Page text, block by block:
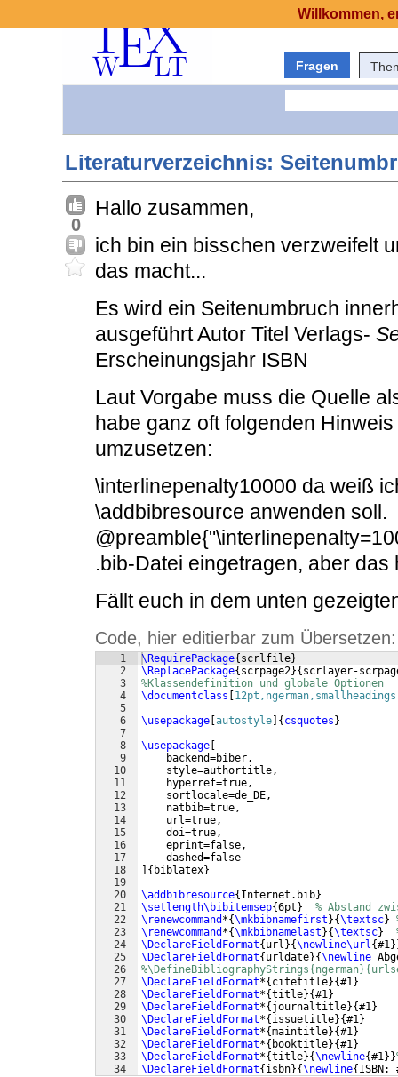
Fragen
Literaturverzeichnis:
0
Hallo zusammen,
ich bin ein bisschen verzweifelt
das macht...
Es wird ein Seitenumbruch
ausgeführt Autor Titel Verlags-
Erscheinungsjahr ISBN
Laut Vorgabe muss die Quelle
habe ganz oft folgenden
umzusetzen:
\interlinepenalty10000 da weiß
\addbibresource anwenden soll.
.bib-Datei eingetragen, aber das
Fällt euch in dem unten
Code, hier editierbar zum Übersetzen:
1
2
3
4
5
6
7
8
9
10
11
12
13
14
15
16
17
18
19
20
21
22
23
24
25
26
27
28
29
30
31
32
33
34
\RequirePackage{ scrlfile}
\ReplacePackage{ scrpage2}{ scrlayer-
%Klassendefinition und globale Optionen
\documentclass
12pt,ngerman,smallheadings
\usepackage autostyle { csquotes }
\usepackage
    backend=biber,
    style=authortitle,
    hyperref=true,
    sortlocale=de_DE,
    natbib=true,
    url=true,
    doi=true,
    eprint=false,
    dashed=false
{ biblatex}
\addbibresource{ Internet.bib}
\setlength\bibitemsep{6pt }
% Abstand
\renewcommand *{\mkbibnamefirst }{\textsc}
\renewcommand *{\mkbibnamelast }{\textsc}
\DeclareFieldFormat{ url }{\newline\url{#1
\DeclareFieldFormat{ urldate}{\newline
\DeclareFieldFormat*{ citetitle}{#1}
\DeclareFieldFormat*{title}{#1}
\DeclareFieldFormat*{ journaltitle}{#1}
\DeclareFieldFormat*{ issuetitle}{#1}
\DeclareFieldFormat*{maintitle}{#1}
\DeclareFieldFormat*{ booktitle}{#1}
\DeclareFieldFormat*{title}{\newline{#1}}
\DeclareFieldFormat{ isbn}{\newline{ ISBN:
Willkommen,